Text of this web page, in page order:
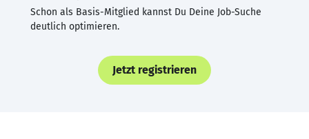
Schon als Basis-Mitglied kannst Du Deine Job-Suche
deutlich optimieren.
Jetzt registrieren